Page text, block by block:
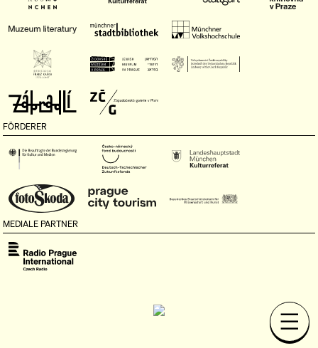
FÖRDERER
MEDIALE PARTNER